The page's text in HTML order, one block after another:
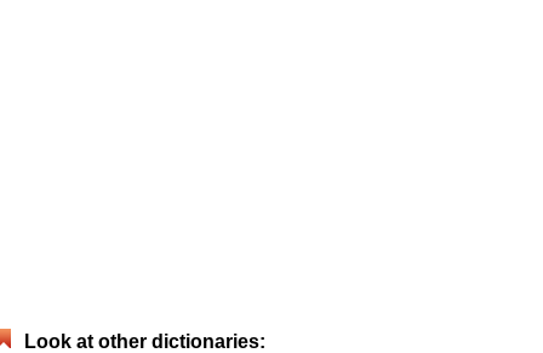
Look at other dictionaries: